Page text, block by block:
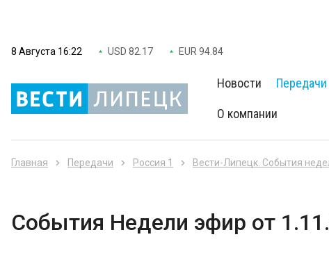
8 Августа 16:22 USD 82.17 EUR 94.84
Новости Передачи
О компании
Главная Передачи Россия 1 Вести-Липецк. События
События Недели эфир от